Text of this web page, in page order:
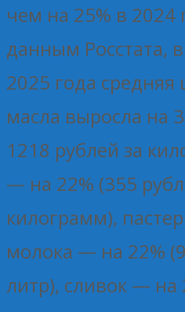
чем на 25% в 2024
данным Росстата,
2025 года средняя
масла выросла на
1218 рублей за
— на 22% (355
килограмм),
молока — на 22%
литр), сливок — на